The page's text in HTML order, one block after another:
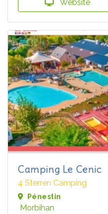
Website
Camping Le Cenic
4 Sterren Camping
Pénestin
Morbihan